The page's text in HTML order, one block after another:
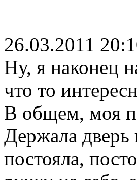
26.03.2011
Ну, я наконец
что то
В общем, моя
Держала дверь
постояла,